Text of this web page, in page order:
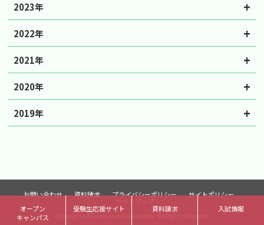
オープン
キャンパス
受験生応援サイト 資料請求 入試情報
2023年
2022年
2021年
2020年
2019年
お問い合わせ 資料請求 プライバシーポリシー サイトポリシー